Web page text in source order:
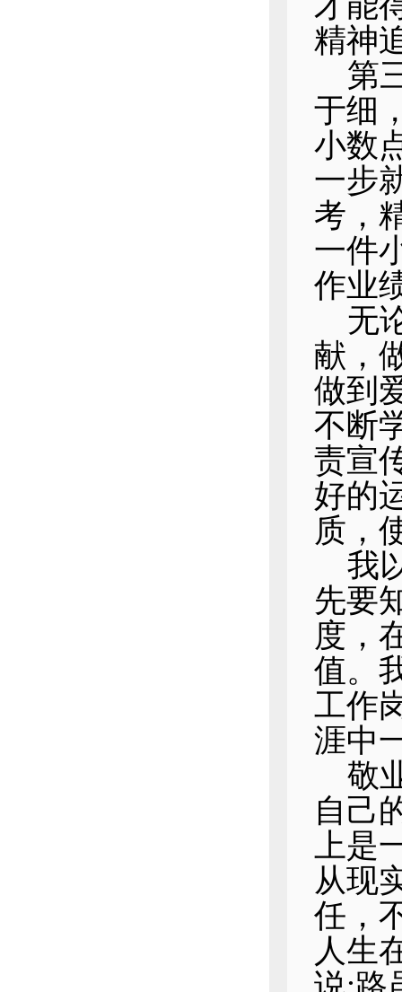
精神
第
于细
小数
一步
考，
一件
作业
无
献，
做到
不断
责宣
好的
质，
我
先要
度，
值。
工作
涯中
敬
自己
上是
从现
任，
人生